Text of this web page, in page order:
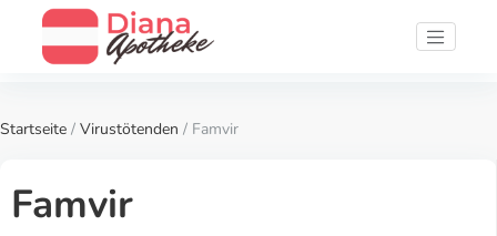
Startseite / Virustötenden / Famvir
Famvir